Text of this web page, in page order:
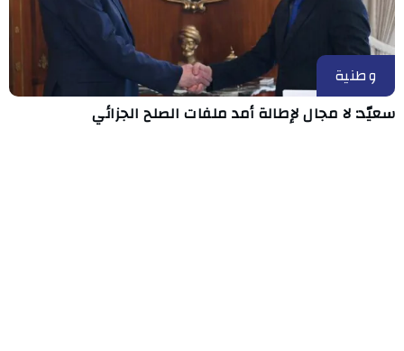
وطنية
سعيّد: لا مجال لإطالة أمد ملفات الصلح الجزائي